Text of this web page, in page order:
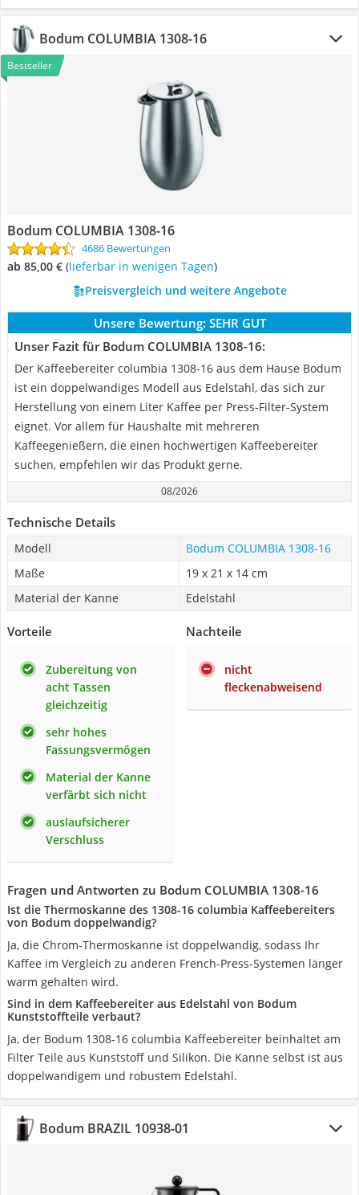
Bodum COLUMBIA 1308-16
Bestseller
Bodum COLUMBIA 1308-16
4686 Bewertungen
ab 85,00 € ( Lieferbar in wenigen Tagen)
Preisvergleich und weitere Angebote
Unsere Bewertung: SEHR GUT
Unser Fazit für Bodum COLUMBIA 1308-16:
Der Kaffeebereiter columbia 1308-16 aus dem Hause Bodum
ist ein doppelwandiges Modell aus Edelstahl, das sich zur
Herstellung von einem Liter Kaffee per Press-Filter-System
eignet. Vor allem für Haushalte mit mehreren
Kaffeegenießern, die einen hochwertigen Kaffeebereiter
suchen, empfehlen wir das Produkt gerne.
08/2026
Technische Details
Modell
Bodum COLUMBIA 1308-16
Maße
19 x 21 x 14 cm
Material der Kanne
Edelstahl
Vorteile
Zubereitung von
acht Tassen
gleichzeitig
sehr hohes
Fassungsvermögen
Material der Kanne
verfärbt sich nicht
auslaufsicherer
Verschluss
Nachteile
nicht
fleckenabweisend
Fragen und Antworten zu Bodum COLUMBIA 1308-16
Ist die Thermoskanne des 1308-16 columbia Kaffeebereiters
von Bodum doppelwandig?
Ja, die Chrom-Thermoskanne ist doppelwandig, sodass Ihr
Kaffee im Vergleich zu anderen French-Press-Systemen länger
warm gehalten wird.
Sind in dem Kaffeebereiter aus Edelstahl von Bodum
Kunststoffteile verbaut?
Ja, der Bodum 1308-16 columbia Kaffeebereiter beinhaltet am
Filter Teile aus Kunststoff und Silikon. Die Kanne selbst ist aus
doppelwandigem und robustem Edelstahl.
Bodum BRAZIL 10938-01